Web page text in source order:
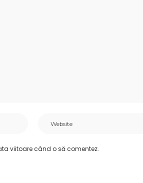
viitoare când o să comentez.